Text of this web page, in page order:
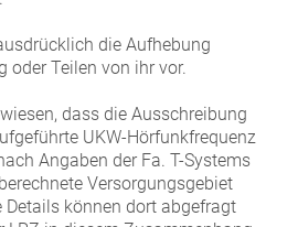
die Aufhebung
oder Teilen von ihr vor.
dass die Ausschreibung
UKW-Hörfunkfrequenz
Angaben der Fa. T-Systems
Versorgungsgebiet
können dort abgefragt